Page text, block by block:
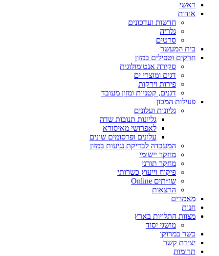
ראשי
אודות
חדשות ועדכונים
גלריה
סרטים
בית המעשר
חרקים וטפילים במזון
סקירה אנטומולוגית
דגים ומוצרי ים
פירות וירקות
דגנים, קטניות ומזון מעובד
פעילות המכון
גליונות ועלונים
גליונות תנובות שדה
לאפרושי מאיסורא
עלונים ופרסומים שונים
המעבדה לבדיקת נגיעות במזון
מחקר יישומי
מחקר תורני
פיקוח וייעוץ כשרותי
שו״תים Online
הרצאות
מאמרים
חנות
מצוות התלויות בארץ
מושגי יסוד
כשר במרוקו
יצירת קשר
תרומות